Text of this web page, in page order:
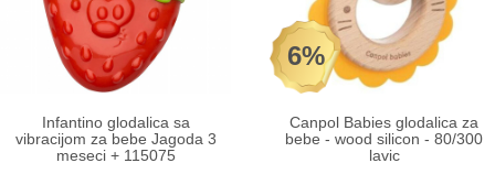
Infantino glodalica sa
vibracijom za bebe Jagoda 3
meseci + 115075
6%
Canpol Babies glodalica za
bebe - wood silicon - 80/300
lavic